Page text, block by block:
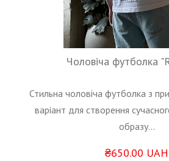
Чоловіча футболка
Стильна чоловіча футболка з
варіант для створення
образу...
₴650.00 UAH